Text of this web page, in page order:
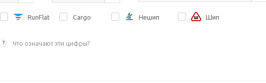
RunFlat Cargo Нешип Шип
? Что означают эти цифры?